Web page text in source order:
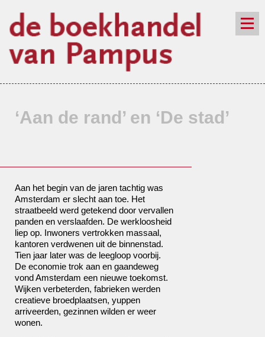
nieuwsbrief
‘Aan de rand’ en ‘De stad’
Aan het begin van de jaren tachtig was
Amsterdam er slecht aan toe. Het
straatbeeld werd getekend door vervallen
panden en verslaafden. De werkloosheid
liep op. Inwoners vertrokken massaal,
kantoren verdwenen uit de binnenstad.
Tien jaar later was de leegloop voorbij.
De economie trok aan en gaandeweg
vond Amsterdam een nieuwe toekomst.
Wijken verbeterden, fabrieken werden
creatieve broedplaatsen, yuppen
arriveerden, gezinnen wilden er weer
wonen.